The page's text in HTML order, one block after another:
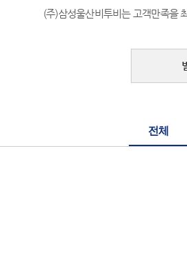
(주)삼성울산비투비는 고객만족을
전체